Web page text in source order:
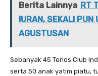
Berita Lainnya RT
IURAN, SEKALI PUN
AGUSTUSAN
Sebanyak 45 Terios Club
serta 50 anak yatim piatu,